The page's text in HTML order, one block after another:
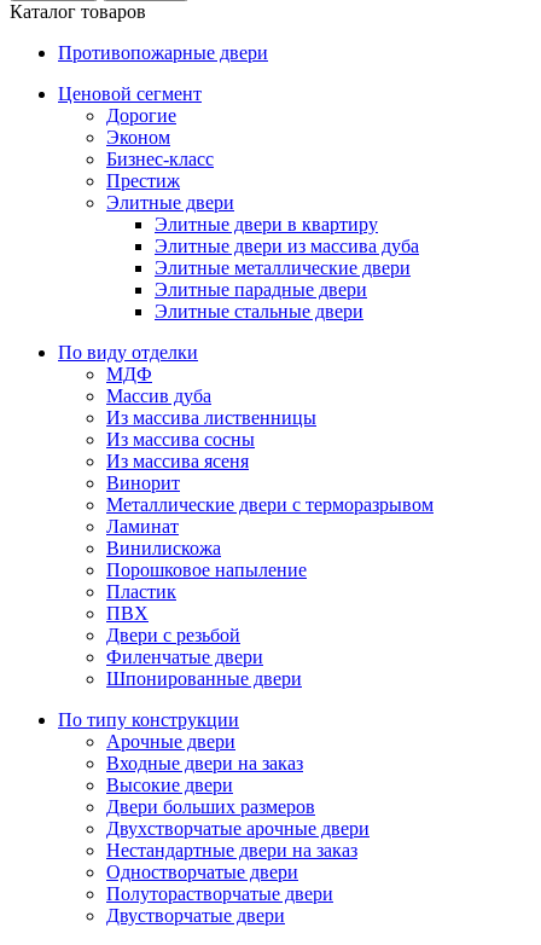
Каталог товаров
Противопожарные двери
Ценовой сегмент
Дорогие
Эконом
Бизнес-класс
Престиж
Элитные двери
Элитные двери в квартиру
Элитные двери из массива дуба
Элитные металлические двери
Элитные парадные двери
Элитные стальные двери
По виду отделки
МДФ
Массив дуба
Из массива лиственницы
Из массива сосны
Из массива ясеня
Винорит
Металлические двери с терморазрывом
Ламинат
Винилискожа
Порошковое напыление
Пластик
ПВХ
Двери с резьбой
Филенчатые двери
Шпонированные двери
По типу конструкции
Арочные двери
Входные двери на заказ
Высокие двери
Двери больших размеров
Двухстворчатые арочные двери
Нестандартные двери на заказ
Одностворчатые двери
Полуторастворчатые двери
Двустворчатые двери